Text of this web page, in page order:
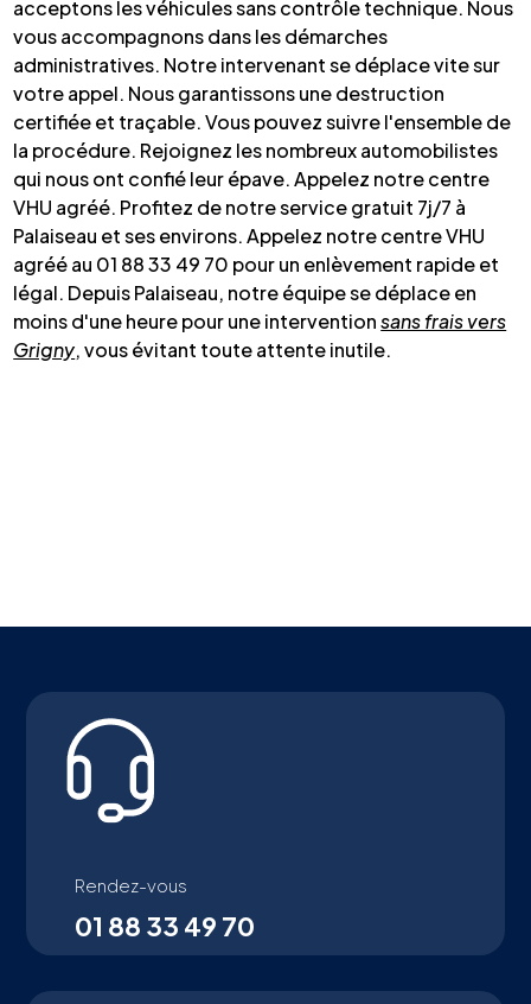
acceptons les véhicules sans contrôle technique. Nous
vous accompagnons dans les démarches
administratives. Notre intervenant se déplace vite sur
votre appel. Nous garantissons une destruction
certifiée et traçable. Vous pouvez suivre l'ensemble de
la procédure. Rejoignez les nombreux automobilistes
qui nous ont confié leur épave. Appelez notre centre
VHU agréé. Profitez de notre service gratuit 7j/7 à
Palaiseau et ses environs. Appelez notre centre VHU
agréé au 01 88 33 49 70 pour un enlèvement rapide et
légal. Depuis Palaiseau, notre équipe se déplace en
moins d'une heure pour une interventionsans frais vers
Grigny, vous évitant toute attente inutile.
Rendez-vous
01 88 33 49 70